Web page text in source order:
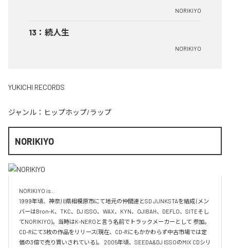
NORIKIYO
13 ： 続人生
NORIKIYO
YUKICHI RECORDS
ジャンル： ヒップホップ/ラップ
NORIKIYO
NORIKIYO is...
1999年頃、神奈川県相模原市にて地元の仲間達とSD JUNKSTAを結成 (メン
バーはBron-K、TKC、DJ ISSO、WAX、KYN、OJIBAH、DEFLO、SITEそし
てNORIKIYO)。当時はK-NEROと言う名前でトラックメーカーとして 参加。
CD-Rにて3枚の作品をリリース(現在、CD-Rにもかかわらず中古市場では定
価の3倍で売り買いされている)。 2005年頃、SEEDA&DJ ISSOのMIX CDシリ